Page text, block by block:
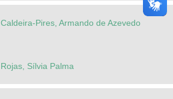
Caldeira-Pires, Armando de Azevedo
Rojas, Sílvia Palma